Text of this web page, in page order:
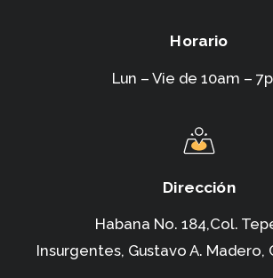
Horario
Lun – Vie de 10am –
Dirección
Habana No. 184,Col.
Insurgentes, Gustavo A. Madero,